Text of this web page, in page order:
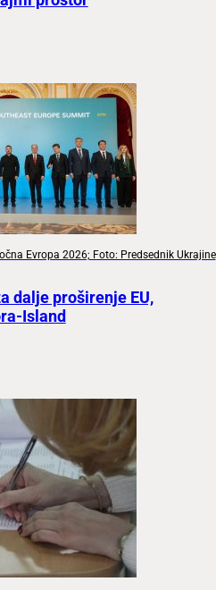
Evropa 2026; Foto: Predsednik Ukrajine
dalje proširenje EU,
Island